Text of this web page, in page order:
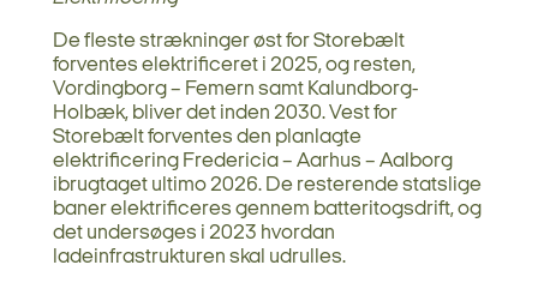
De fleste strækninger øst for Storebælt
forventes elektrificeret i 2025, og resten,
Vordingborg – Femern samt Kalundborg-
Holbæk, bliver det inden 2030. Vest for
Storebælt forventes den planlagte
elektrificering Fredericia – Aarhus – Aalborg
ibrugtaget ultimo 2026. De resterende statslige
baner elektrificeres gennem batteritogsdrift, og
det undersøges i 2023 hvordan
ladeinfrastrukturen skal udrulles.